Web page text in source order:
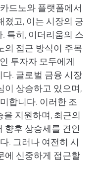
드노와 플랫폼에서
졌고, 이는 시장의 긍
특히, 이더리움의 스
의 접근 방식이 주목
투자자 모두에게
. 글로벌 금융 시장
이 상승하고 있으며,
합니다. 이러한 조
을 지원하며, 최근의
향후 상승세를 견인
. 그러나 여전히 시
에 신중하게 접근할